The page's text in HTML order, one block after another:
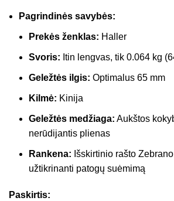
Pagrindinės savybės:
Prekės ženklas: Haller
Svoris: Itin lengvas, tik 0.064 kg
Geležtės ilgis: Optimalus 65 mm
Kilmė: Kinija
Geležtės medžiaga: Aukštos
nerūdijantis plienas
Rankena: Išskirtinio rašto
užtikrinanti patogų suėmimą
Paskirtis: